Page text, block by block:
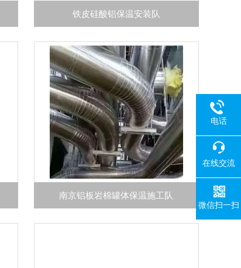
铁皮硅酸铝保温安装队
南京铝板岩棉罐体保温施工队
电话
在线交流
微信扫一扫